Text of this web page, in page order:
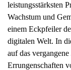
leistungsstärksten
Wachstum und
einem Eckpfeiler
digitalen Welt. In
auf das
Errungenschaften